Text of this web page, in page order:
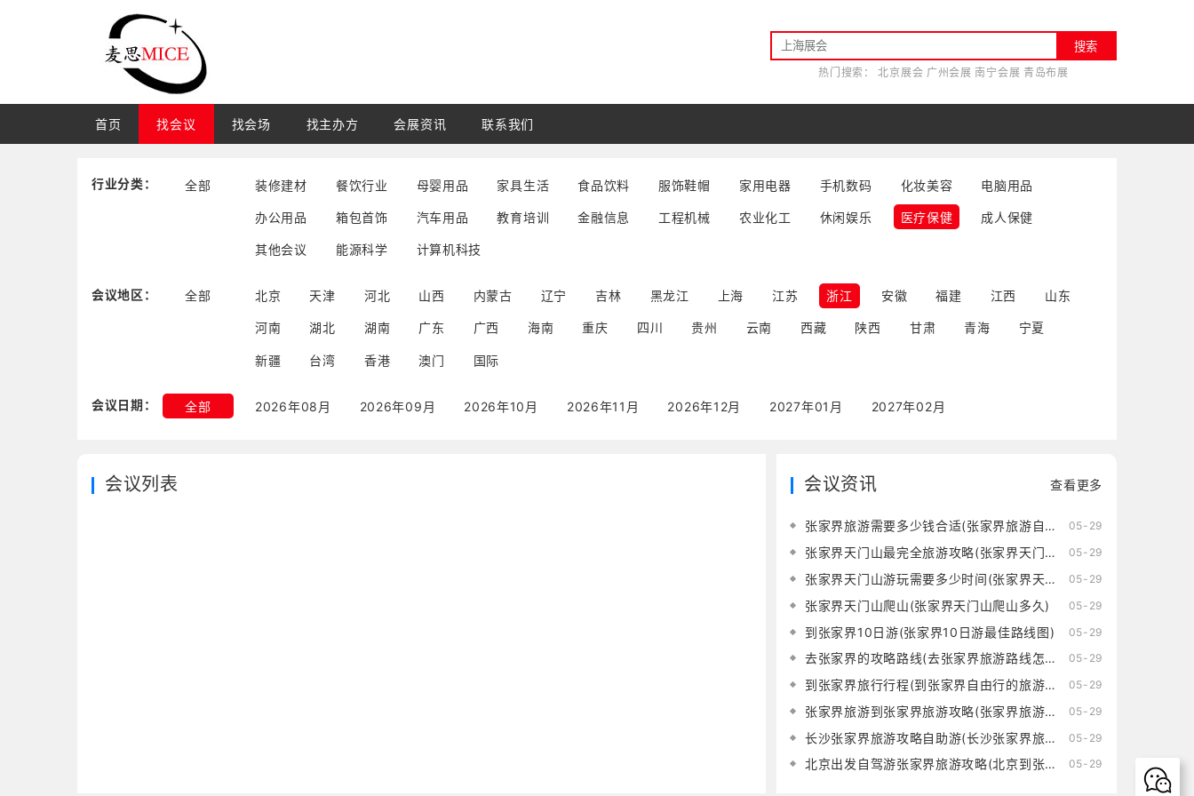
搜索
热门搜索：
北京展会 广州会展 南宁会展 青岛布展
首页 找会议 找会场 找主办方 会展资讯 联系我们
行业分类： 全部 装修建材 餐饮行业 母婴用品 家具生活 食品饮料 服饰鞋帽 家用电器 手机数码 化妆美容 电脑用品
办公用品 箱包首饰 汽车用品 教育培训 金融信息 工程机械 农业化工 休闲娱乐 医疗保健 成人保健
其他会议 能源科学 计算机科技
会议地区： 全部 北京 天津 河北 山西 内蒙古 辽宁 吉林 黑龙江 上海 江苏 浙江 安徽 福建 江西 山东
河南 湖北 湖南 广东 广西 海南 重庆 四川 贵州 云南 西藏 陕西 甘肃 青海 宁夏
新疆 台湾 香港 澳门 国际
会议日期： 全部 2026年08月 2026年09月 2026年10月 2026年11月 2026年12月 2027年01月 2027年02月
会议列表 会议资讯 查看更多
张家界旅游需要多少钱合适(张家界旅游自由行需要多少钱) 05-29
张家界天门山最完全旅游攻略(张家界天门山旅游攻略自由行三天) 05-29
张家界天门山游玩需要多少时间(张家界天门山游玩需要多少时间的核酸) 05-29
张家界天门山爬山(张家界天门山爬山多久) 05-29
到张家界10日游(张家界10日游最佳路线图) 05-29
去张家界的攻略路线(去张家界旅游路线怎么走) 05-29
到张家界旅行行程(到张家界自由行的旅游攻略) 05-29
张家界旅游到张家界旅游攻略(张家界旅游到张家界旅游攻略一日游) 05-29
长沙张家界旅游攻略自助游(长沙张家界旅游攻略景点必去) 05-29
北京出发自驾游张家界旅游攻略(北京到张家界自驾游中间住在哪里好) 05-29